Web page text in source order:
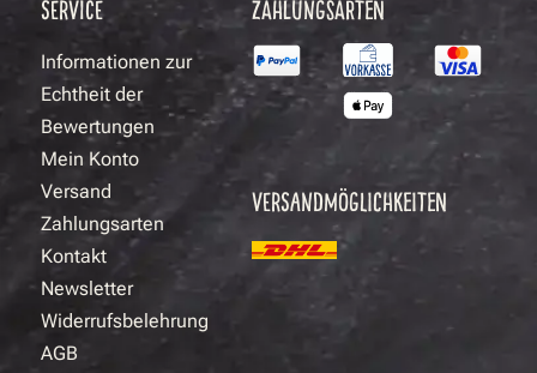
SERVICE
Informationen zur
Echtheit der
Bewertungen
Mein Konto
Versand
Zahlungsarten
Kontakt
Newsletter
Widerrufsbelehrung
AGB
ZAHLUNGSARTEN
VERSANDMÖGLICHKEITEN